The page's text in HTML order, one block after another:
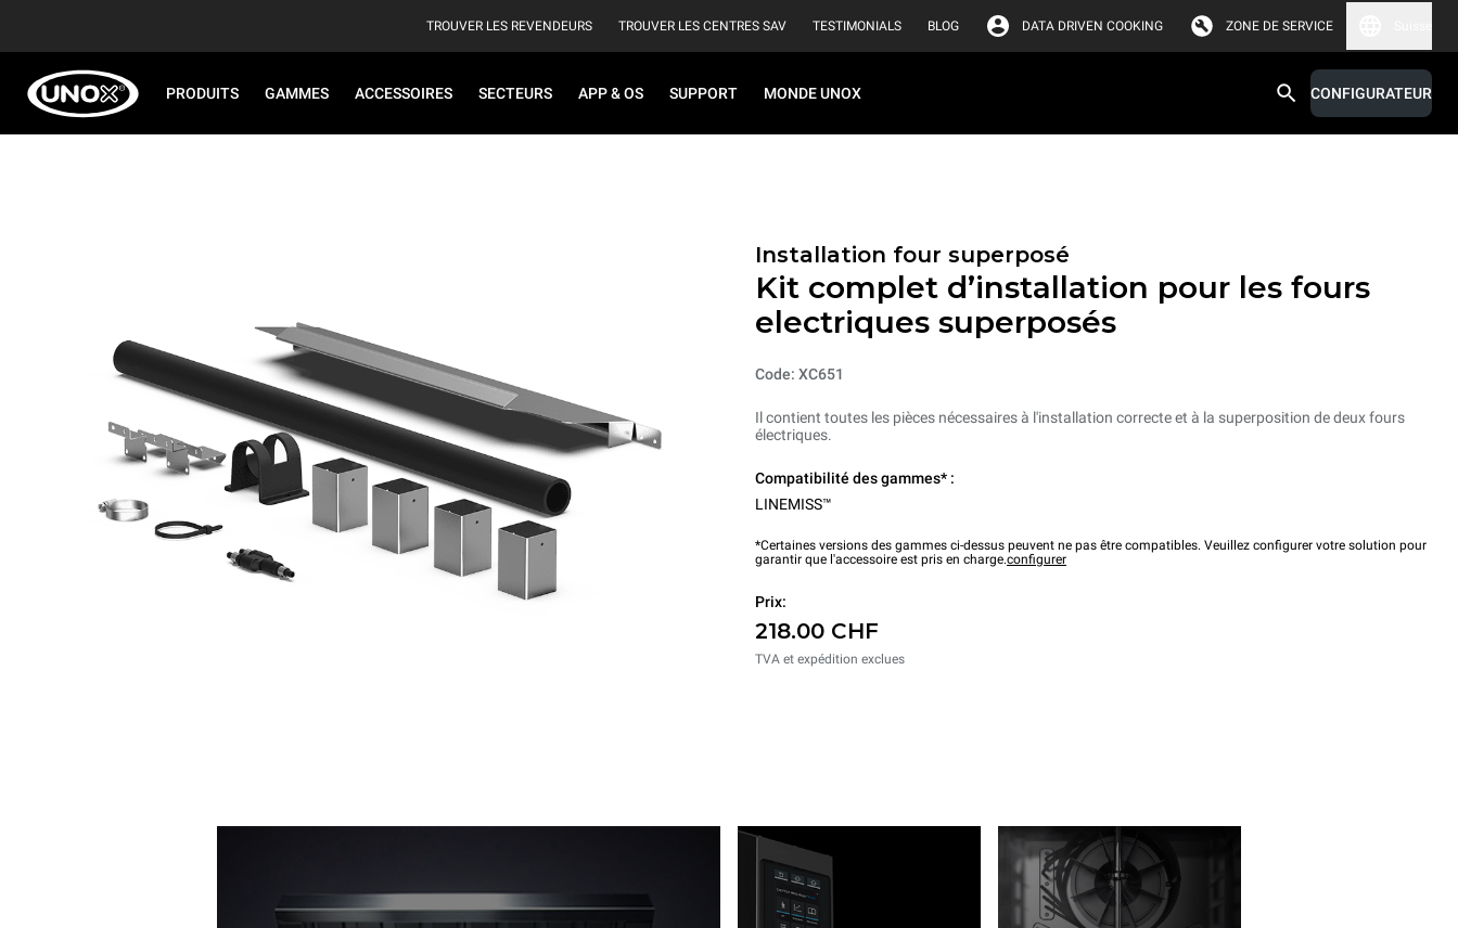
TROUVER LES REVENDEURS TROUVER LES CENTRES SAV TESTIMONIALS BLOG DATA DRIVEN COOKING ZONE DE SERVICE
PRODUITS GAMMES ACCESSOIRES SECTEURS APP & OS SUPPORT MONDE UNOX CONFIGURATEUR
Installation four superposé
Kit complet d’installation pour les fours
electriques superposés
Code: XC651
Il contient toutes les pièces nécessaires à l'installation correcte et à la superposition de deux fours
électriques.
Compatibilité des gammes* :
LINEMISS™
*Certaines versions des gammes ci-dessus peuvent ne pas être compatibles. Veuillez configurer votre solution pour
garantir que l'accessoire est pris en charge.configurer
Prix:
218.00 CHF
TVA et expédition exclues